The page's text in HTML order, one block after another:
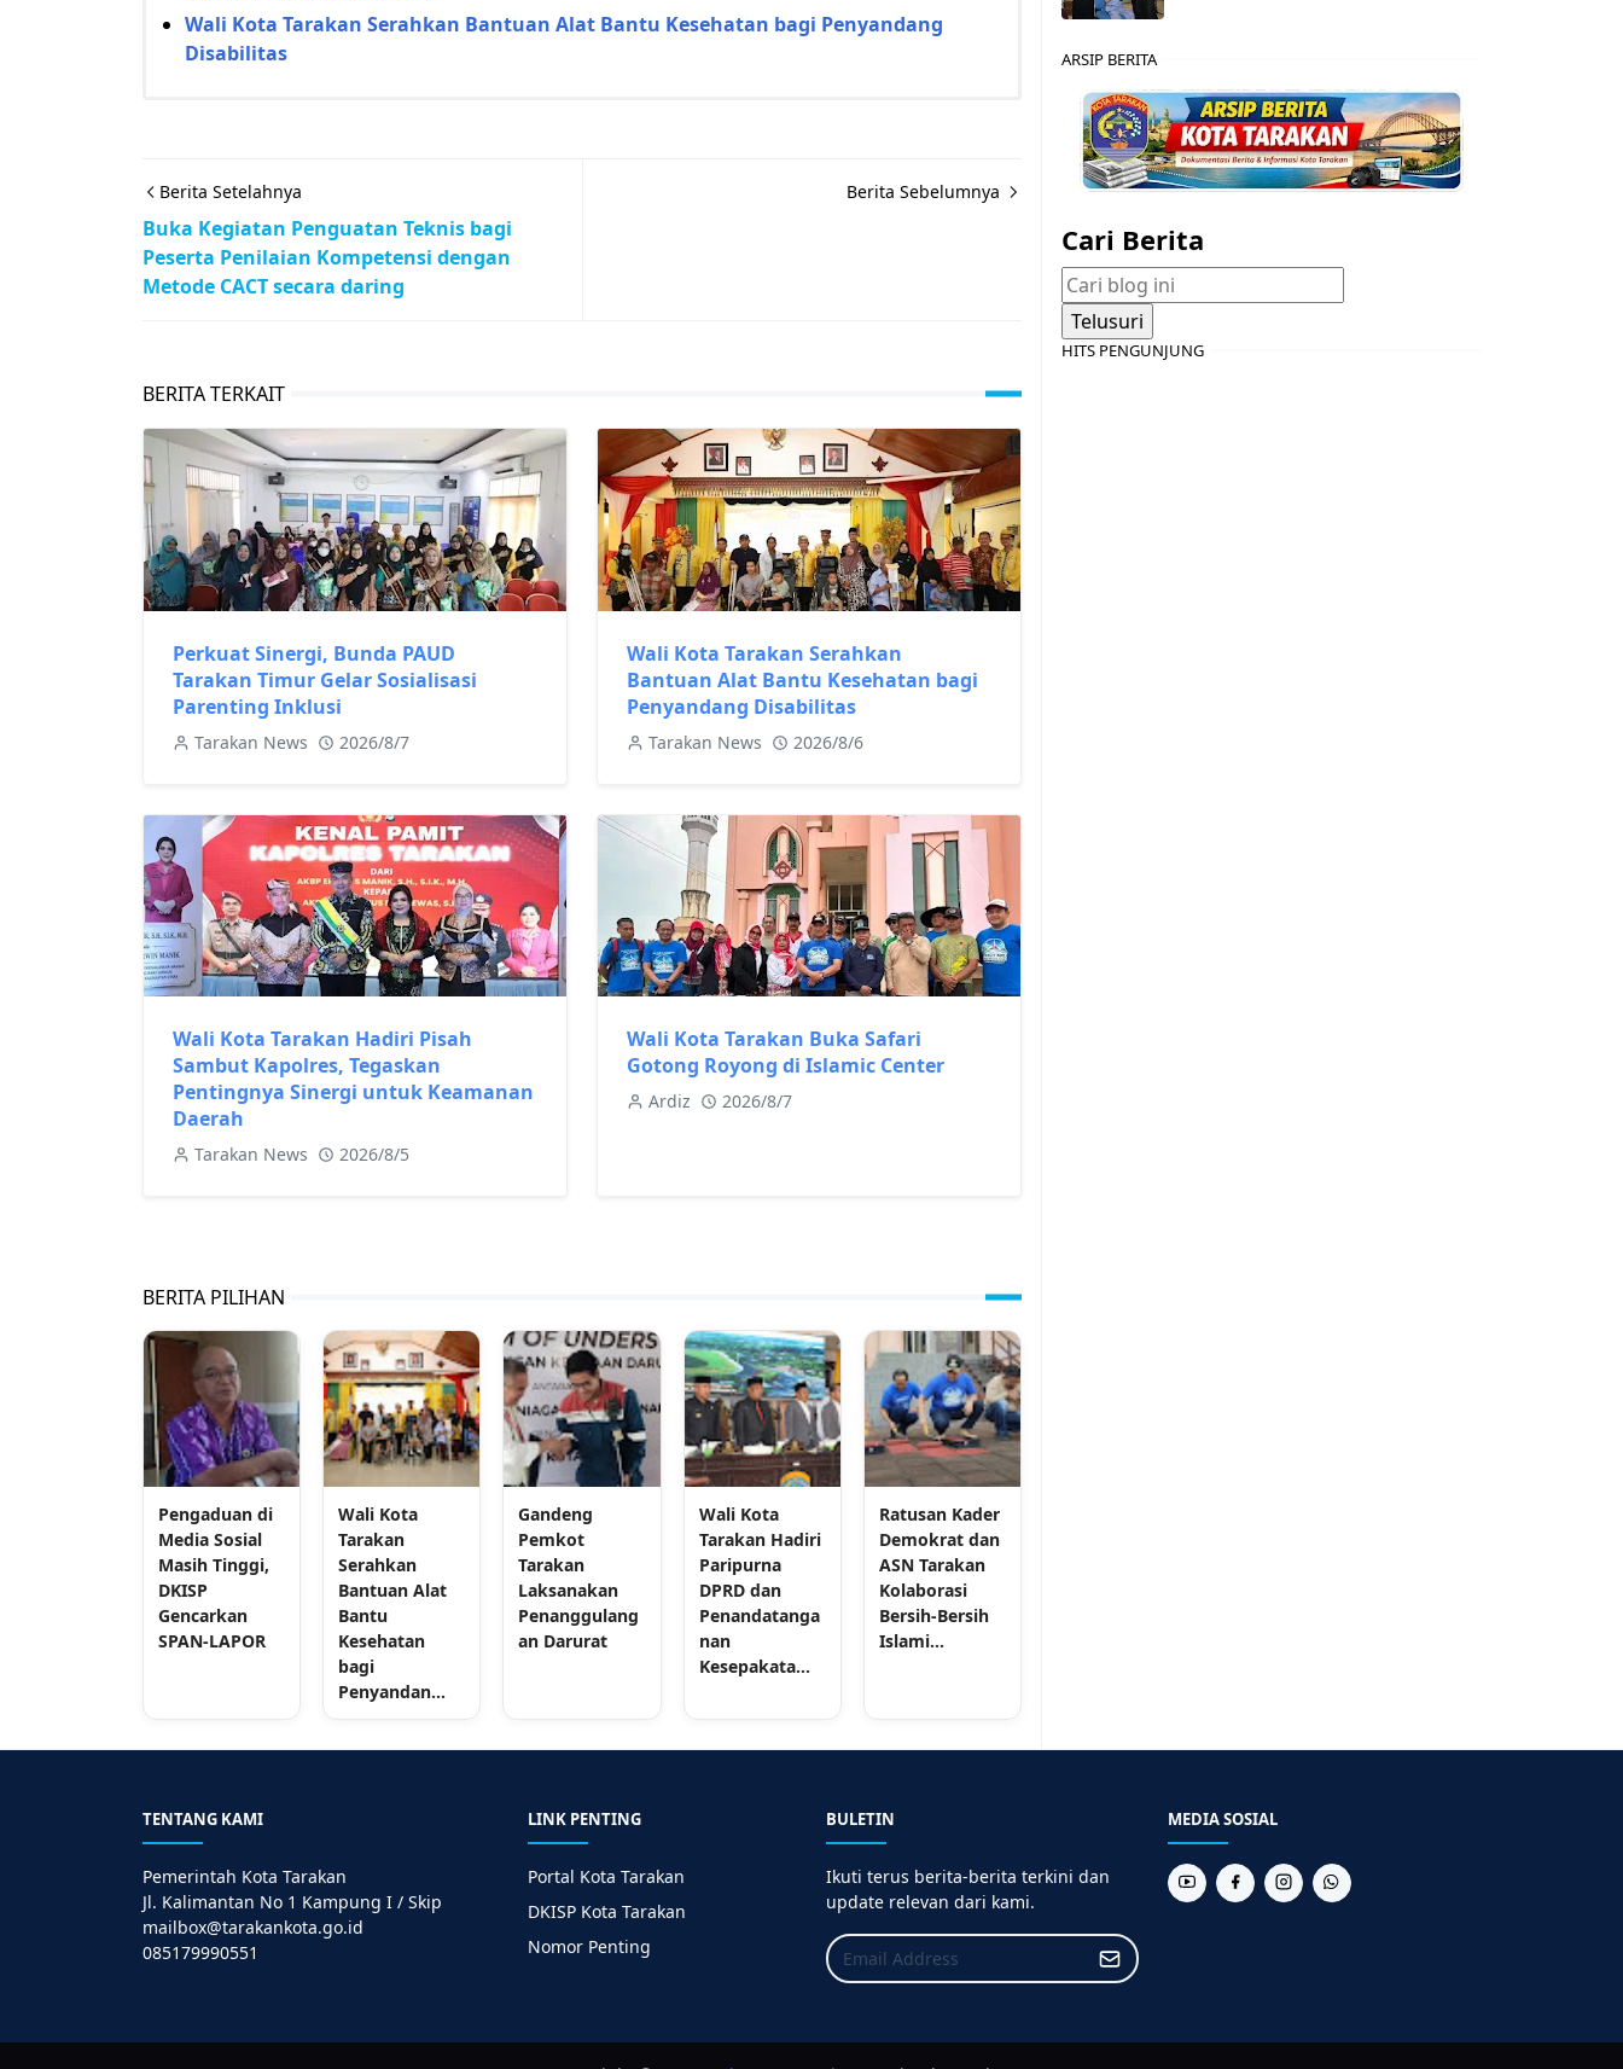
Wali Kota Tarakan Serahkan Bantuan Alat Bantu Kesehatan bagi Penyandang
Disabilitas
Berita Setelahnya
Buka Kegiatan Penguatan Teknis bagi
Peserta Penilaian Kompetensi dengan
Metode CACT secara daring
Berita Sebelumnya
BERITA TERKAIT
Perkuat Sinergi, Bunda PAUD
Tarakan Timur Gelar Sosialisasi
Parenting Inklusi
Tarakan News 2026/8/7
Wali Kota Tarakan Serahkan
Bantuan Alat Bantu Kesehatan bagi
Penyandang Disabilitas
Tarakan News 2026/8/6
Wali Kota Tarakan Hadiri Pisah
Sambut Kapolres, Tegaskan
Pentingnya Sinergi untuk Keamanan
Daerah
Tarakan News 2026/8/5
Wali Kota Tarakan Buka Safari
Gotong Royong di Islamic Center
Ardiz 2026/8/7
BERITA PILIHAN
Pengaduan di
Media Sosial
Masih Tinggi,
DKISP
Gencarkan
SPAN-LAPOR
Wali Kota
Tarakan
Serahkan
Bantuan Alat
Bantu
Kesehatan
bagi
Penyandan...
Gandeng
Pemkot
Tarakan
Laksanakan
Penanggulang
an Darurat
Wali Kota
Tarakan Hadiri
Paripurna
DPRD dan
Penandatanga
nan
Kesepakata...
Ratusan Kader
Demokrat dan
ASN Tarakan
Kolaborasi
Bersih-Bersih
Islami...
ARSIP BERITA
Cari Berita
HITS PENGUNJUNG
TENTANG KAMI
Pemerintah Kota Tarakan
Jl. Kalimantan No 1 Kampung I / Skip
mailbox@tarakankota.go.id
085179990551
LINK PENTING
Portal Kota Tarakan
DKISP Kota Tarakan
Nomor Penting
BULETIN
Ikuti terus berita-berita terkini dan
update relevan dari kami.
MEDIA SOSIAL